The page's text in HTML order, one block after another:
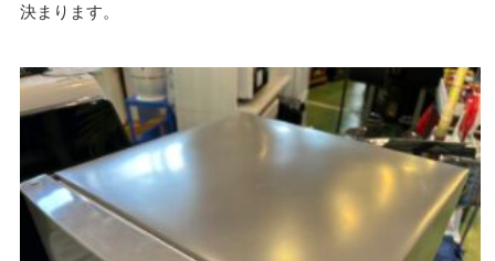
決まります。